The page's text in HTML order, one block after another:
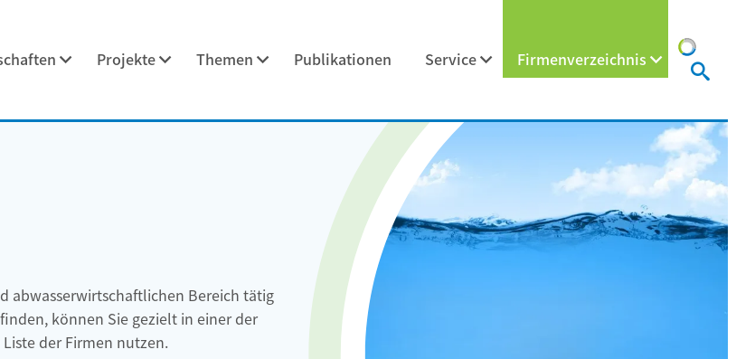
Projekte Themen Publikationen Service Firmenverzeichnis
abwasserwirtschaftlichen Bereich tätig
können Sie gezielt in einer der
der Firmen nutzen.